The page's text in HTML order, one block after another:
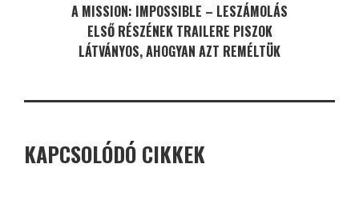
A MISSION: IMPOSSIBLE – LESZÁMOLÁS
ELSŐ RÉSZÉNEK TRAILERE PISZOK
LÁTVÁNYOS, AHOGYAN AZT REMÉLTÜK
KAPCSOLÓDÓ CIKKEK